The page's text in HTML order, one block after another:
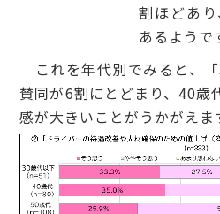
割ほどあ
あるようで
これを年代別でみると、
賛同が6割にとどまり、40歳
感が大きいことがうかがえま